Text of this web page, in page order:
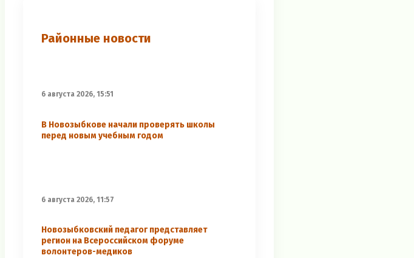
Районные новости
6 августа 2026, 15:51
В Новозыбкове начали проверять школы
перед новым учебным годом
6 августа 2026, 11:57
Новозыбковский педагог представляет
регион на Всероссийском форуме
волонтеров-медиков